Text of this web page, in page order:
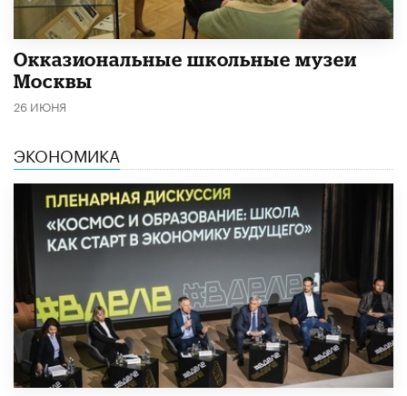
​Окказиональные школьные музеи
Москвы
26 ИЮНЯ
ЭКОНОМИКА